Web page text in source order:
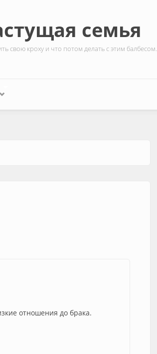
семья
свою кроху и что потом делать с этим балбесом.
отношения до брака.